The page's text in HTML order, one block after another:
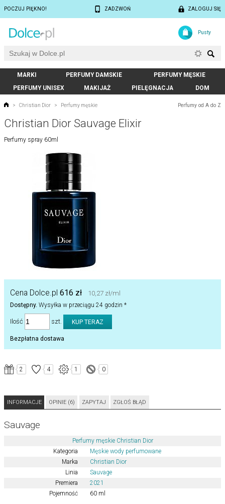
POCZUJ PIĘKNO! ZADZWOŃ ZALOGUJ SIĘ
Pusty
MARKI PERFUMY DAMSKIE
PERFUMY MĘSKIE
PERFUMY UNISEX
MAKIJAŻ PIELĘGNACJA DOM
Perfumy od A do Z
> Christian Dior > Perfumy męskie
Christian Dior Sauvage Elixir
Perfumy spray 60ml
Cena Dolce.pl 616 zł 10,27 zł/ml
Dostępny. Wysyłka w przeciągu 24 godzin *
Ilość szt.
Bezpłatna dostawa
2 4 1 0
INFORMACJE OPINIE (6) ZAPYTAJ ZGŁOŚ BŁĄD
Sauvage
Perfumy męskie Christian Dior
Kategoria
Męskie wody perfumowane
Marka
Christian Dior
Linia
Sauvage
Premiera
2021
Pojemność
60 ml